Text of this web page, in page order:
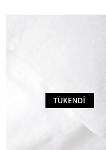
TÜKENDI